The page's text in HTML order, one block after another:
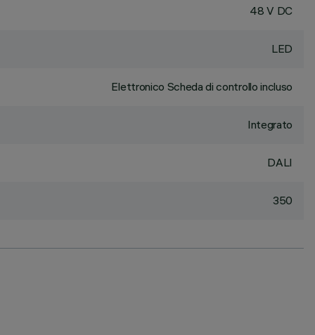
48 V DC
LED
Elettronico Scheda di controllo incluso
Integrato
DALI
350